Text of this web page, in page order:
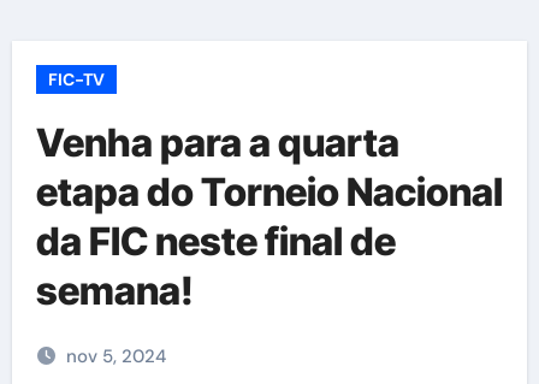
FIC-TV
Venha para a quarta
etapa do Torneio Nacional
da FIC neste final de
semana!
nov 5, 2024